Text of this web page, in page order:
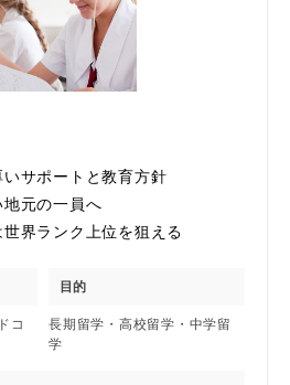
サポートと教育方針
地元の一員へ
界ランク上位を狙える
コ
目的
長期留学・高校留学・中学留
学